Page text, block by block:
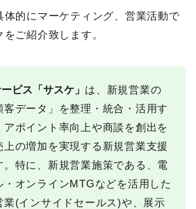
的にマーケティング、営業活動で
ご紹介致します。
ビス「サスケ」 は、新規営業の
客データ」を整理・統合・活用す
アポイント率向上や商談を創出を
上の増加を実現する新規営業支援
。特に、新規営業施策である、電
・オンラインMTGなどを活用した
業(インサイドセールス)や、展示